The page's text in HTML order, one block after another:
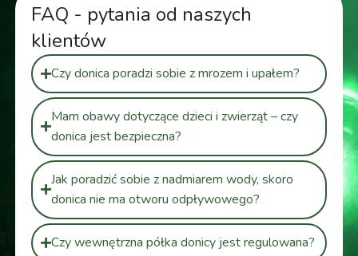
FAQ - pytania od naszych
klientów
Czy donica poradzi sobie z mrozem i upałem?
Mam obawy dotyczące dzieci i zwierząt – czy
donica jest bezpieczna?
Jak poradzić sobie z nadmiarem wody, skoro
donica nie ma otworu odpływowego?
Czy wewnętrzna półka donicy jest regulowana?